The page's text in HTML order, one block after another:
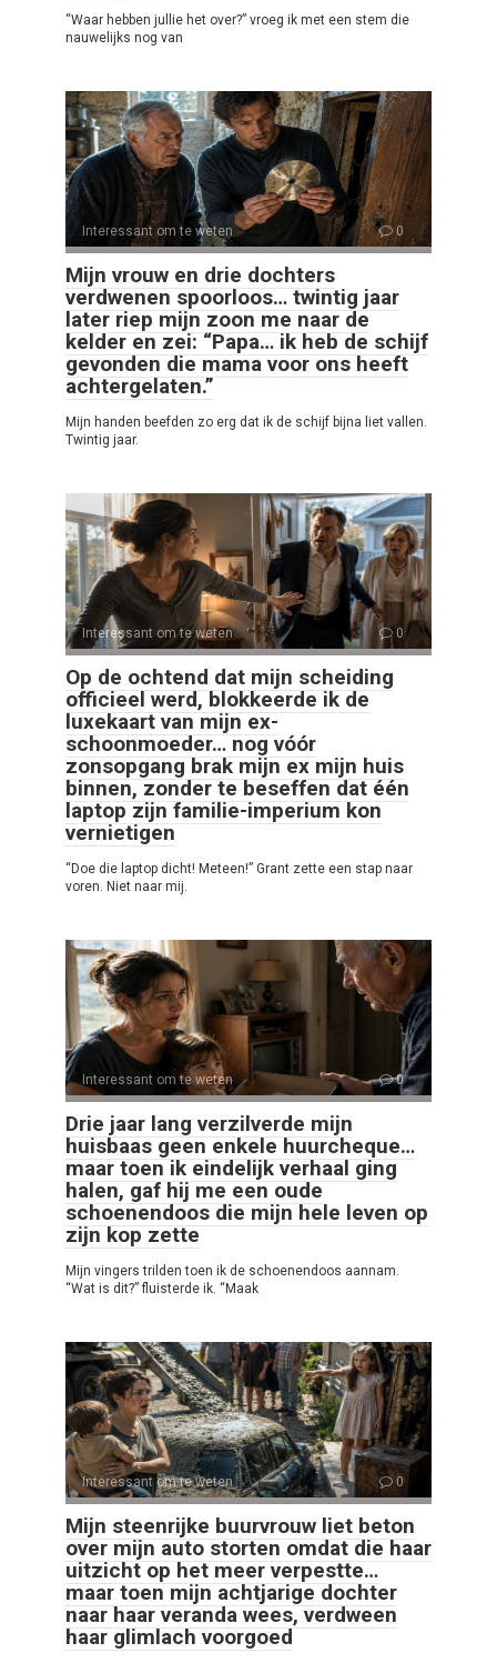
“Waar hebben jullie het over?” vroeg ik met een stem die
nauwelijks nog van
Interessant om te weten 0
Mijn vrouw en drie dochters
verdwenen spoorloos… twintig jaar
later riep mijn zoon me naar de
kelder en zei: “Papa… ik heb de schijf
gevonden die mama voor ons heeft
achtergelaten.”
Mijn handen beefden zo erg dat ik de schijf bijna liet vallen.
Twintig jaar.
Interessant om te weten 0
Op de ochtend dat mijn scheiding
officieel werd, blokkeerde ik de
luxekaart van mijn ex-
schoonmoeder… nog vóór
zonsopgang brak mijn ex mijn huis
binnen, zonder te beseffen dat één
laptop zijn familie-imperium kon
vernietigen
“Doe die laptop dicht! Meteen!” Grant zette een stap naar
voren. Niet naar mij.
Interessant om te weten 0
Drie jaar lang verzilverde mijn
huisbaas geen enkele huurcheque…
maar toen ik eindelijk verhaal ging
halen, gaf hij me een oude
schoenendoos die mijn hele leven op
zijn kop zette
Mijn vingers trilden toen ik de schoenendoos aannam.
“Wat is dit?” fluisterde ik. “Maak
Interessant om te weten 0
Mijn steenrijke buurvrouw liet beton
over mijn auto storten omdat die haar
uitzicht op het meer verpestte…
maar toen mijn achtjarige dochter
naar haar veranda wees, verdween
haar glimlach voorgoed